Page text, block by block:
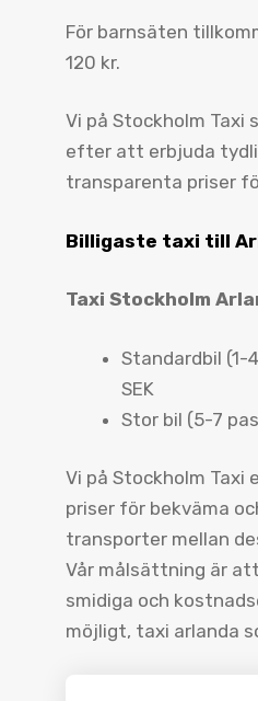
För barnsäten
120 kr.
Vi på Stockholm Taxi
efter att erbjuda
transparenta priser
Billigaste taxi till
Taxi Stockholm
Standardbil (1-
SEK
Stor bil (5-7
Vi på Stockholm Taxi
priser för bekväma
transporter mellan
Vår målsättning är
smidiga och
möjligt, taxi arlanda